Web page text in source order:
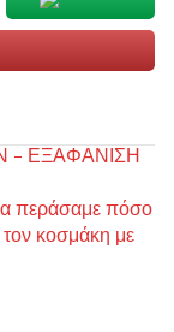
– ΕΞΑΦΑΝΙΣΗ
περάσαμε πόσο
τον κοσμάκη με